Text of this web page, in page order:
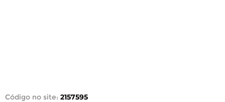
Código no site: 2157595